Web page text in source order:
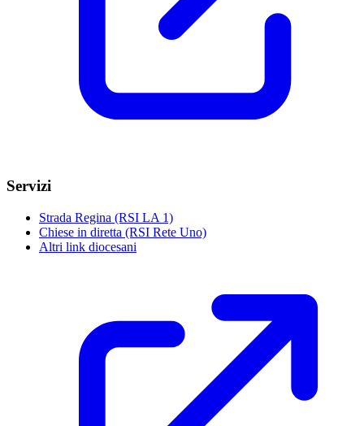
Servizi
Strada Regina (RSI LA 1)
Chiese in diretta (RSI Rete Uno)
Altri link diocesani